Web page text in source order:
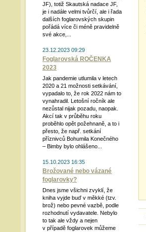
JF), totiž Skautská nadace JF,
je i nadále velmi tvůrčí, ale i řada
dalších foglarovských skupin
pořádá více či méně pravidelně
své akce,...
23.12.2023 09:29
Foglarovská ROČENKA
2023
Jak pandemie utlumila v letech
2020 a 21 možnosti setkávání,
vypadalo to, že rok 2022 nám to
vynahradil. Letošní ročník ale
nezůstal nijak pozadu, naopak.
Akcí tak v průběhu roku
proběhlo opět požehnaně, a to i
přesto, že např. setkání
příznivců Bohumila Konečného
– Bimby bylo ohlášeno...
15.10.2023 16:35
Brožované nebo vázané
foglarovky?
Dnes jsme všichni zvyklí, že
kniha vyjde buď v měkké (tzv.
brož) nebo pevné vazbě, podle
rozhodnutí vydavatele. Nebylo
to tak ale vždy a nejen
v případě foglarovek můžeme